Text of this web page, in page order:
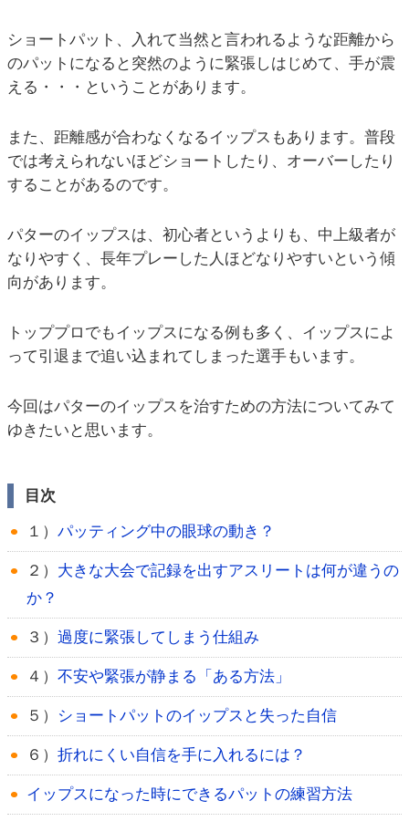
ショートパット、入れて当然と言われるような距離から
のパットになると突然のように緊張しはじめて、手が震
える・・・ということがあります。
また、距離感が合わなくなるイップスもあります。普段
では考えられないほどショートしたり、オーバーしたり
することがあるのです。
パターのイップスは、初心者というよりも、中上級者が
なりやすく、長年プレーした人ほどなりやすいという傾
向があります。
トッププロでもイップスになる例も多く、イップスによ
って引退まで追い込まれてしまった選手もいます。
今回はパターのイップスを治すための方法についてみて
ゆきたいと思います。
目次
１） パッティング中の眼球の動き？
２） 大きな大会で記録を出すアスリートは何が違うの
か？
３） 過度に緊張してしまう仕組み
４） 不安や緊張が静まる「ある方法」
５） ショートパットのイップスと失った自信
６） 折れにくい自信を手に入れるには？
イップスになった時にできるパットの練習方法